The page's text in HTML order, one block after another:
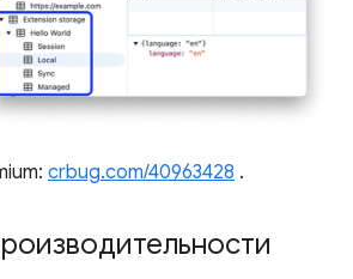
crbug.com/40963428 .